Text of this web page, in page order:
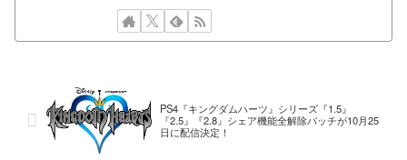
PS4『キングダムハーツ』シリーズ『1.5』
『2.5』『2.8』シェア機能全解除パッチが10月25
日に配信決定！